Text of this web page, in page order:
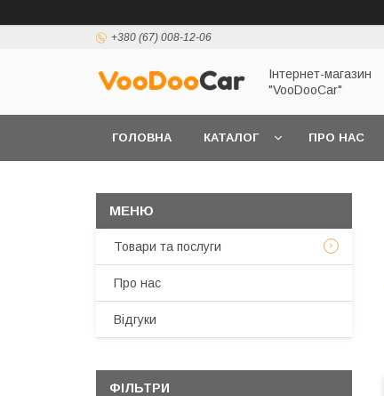
+380 (67) 008-12-06
Інтернет-магазин
"VooDooCar"
ГОЛОВНА КАТАЛОГ ПРО НАС
Товари та послуги
Про нас
Відгуки
ФІЛЬТРИ